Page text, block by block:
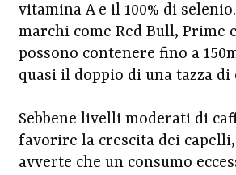
vitamina A e il 100% di
marchi come Red Bull, Prime
possono contenere fino a
quasi il doppio di una tazza di
Sebbene livelli moderati di
favorire la crescita dei
avverte che un consumo